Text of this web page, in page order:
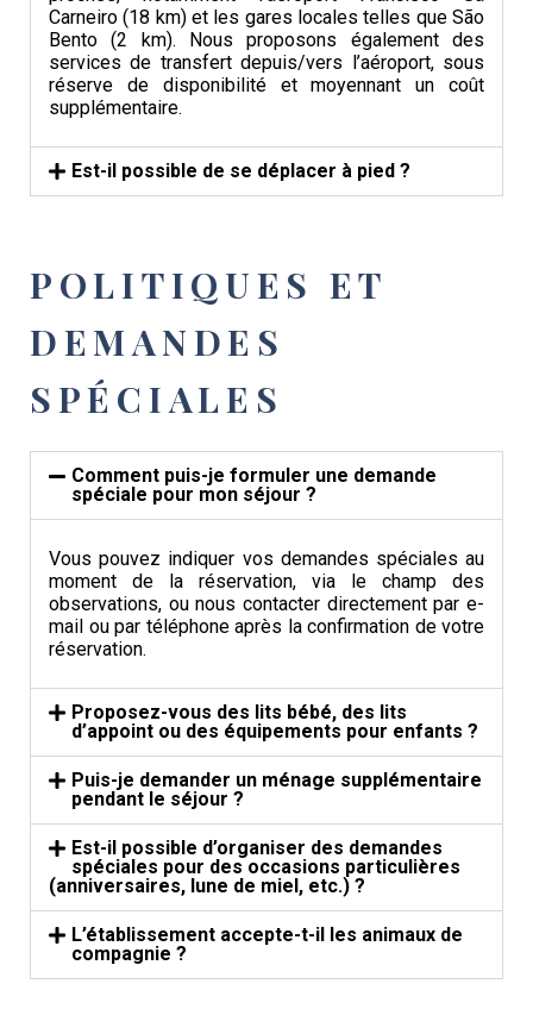
Carneiro (18 km) et les gares locales telles que São
Bento (2 km). Nous proposons également des
services de transfert depuis/vers l’aéroport, sous
réserve de disponibilité et moyennant un coût
supplémentaire.
Est-il possible de se déplacer à pied ?
POLITIQUES ET
DEMANDES
SPÉCIALES
Comment puis-je formuler une demande
spéciale pour mon séjour ?
Vous pouvez indiquer vos demandes spéciales au
moment de la réservation, via le champ des
observations, ou nous contacter directement par e-
mail ou par téléphone après la confirmation de votre
réservation.
Proposez-vous des lits bébé, des lits
d’appoint ou des équipements pour enfants ?
Puis-je demander un ménage supplémentaire
pendant le séjour ?
Est-il possible d’organiser des demandes
spéciales pour des occasions particulières
(anniversaires, lune de miel, etc.) ?
L’établissement accepte-t-il les animaux de
compagnie ?